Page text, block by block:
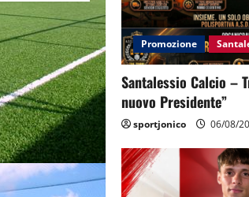
Promozione
Santalessio Calcio –
nuovo Presidente”
sportjonico 06/08/